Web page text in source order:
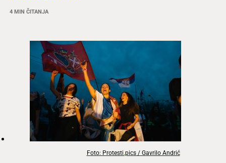
4 MIN ČITANJA
Foto: Protesti.pics / Gavrilo Andrić